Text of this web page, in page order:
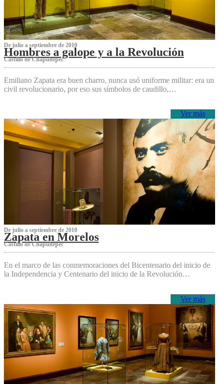
De julio a septiembre de 2010
Hombres a galope y a la Revolución
Castillo de Chapultepec
Emiliano Zapata era buen charro, nunca usó uniforme militar: era un
civil revolucionario, por eso sus símbolos de caudillo,…
Ver más
De julio a septiembre de 2010
Zapata en Morelos
Castillo de Chapultepec
En el marco de las conmemoraciones del Bicentenario del inicio de
la Independencia y Centenario del inicio de la Revolución…
Ver más